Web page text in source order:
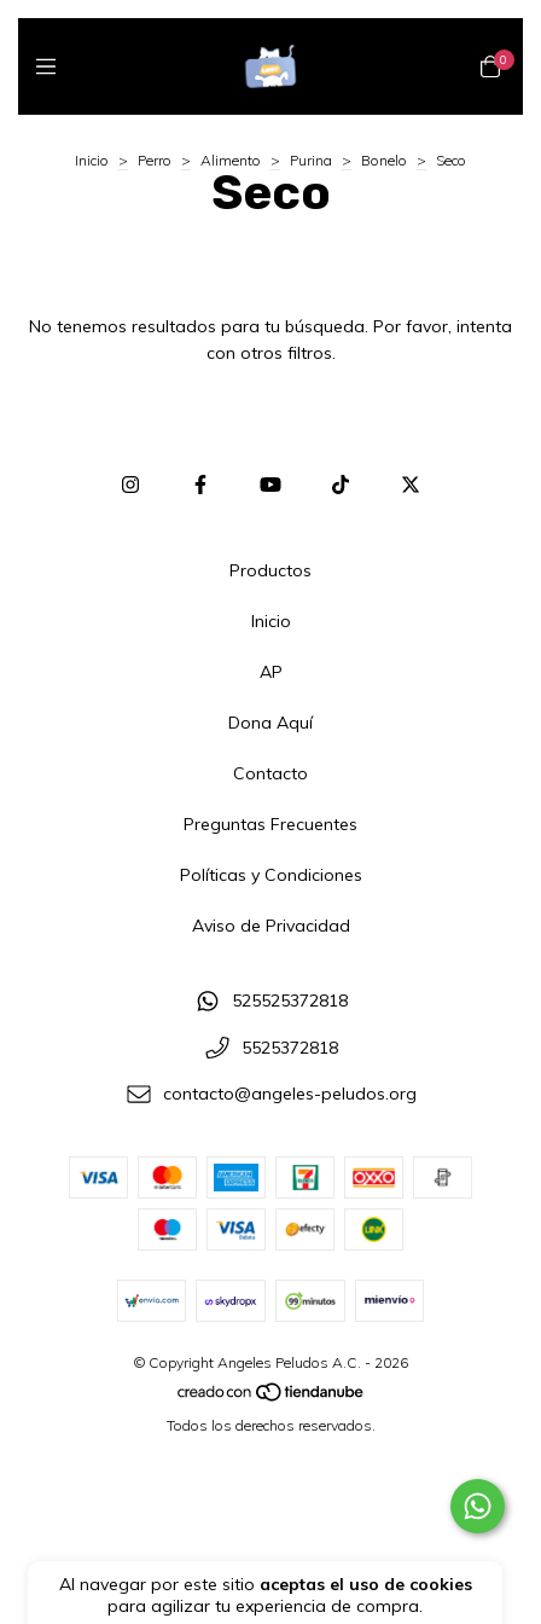
0
Al navegar por este sitio aceptas el uso de cookies
para agilizar tu experiencia de compra.
Inicio > Perro > Alimento > Purina > Bonelo > Seco
Seco
No tenemos resultados para tu búsqueda. Por favor, intenta
con otros filtros.
Productos
Inicio
AP
Dona Aquí
Contacto
Preguntas Frecuentes
Políticas y Condiciones
Aviso de Privacidad
525525372818
5525372818
contacto@angeles-peludos.org
© Copyright Angeles Peludos A.C. - 2026
Todos los derechos reservados.